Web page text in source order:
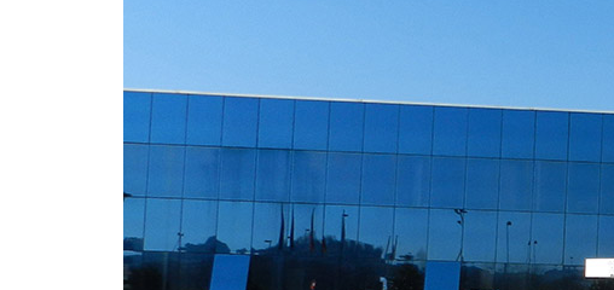
Importazioni dagli Stati Uniti nell’UE:
novità sulle prove di origine non
preferenziale
30 Luglio 2026